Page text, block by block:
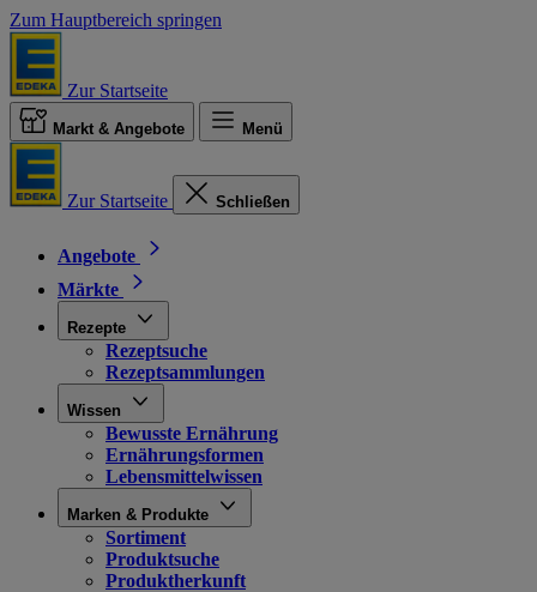
Zum Hauptbereich springen
Zur Startseite
Markt & Angebote Menü
Zur Startseite Schließen
Angebote
Märkte
Rezepte
Rezeptsuche
Rezeptsammlungen
Wissen
Bewusste Ernährung
Ernährungsformen
Lebensmittelwissen
Marken & Produkte
Sortiment
Produktsuche
Produktherkunft